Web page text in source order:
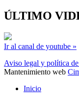
ÚLTIMO
Ir al canal de youtube »
Aviso legal y política
Mantenimiento web
Inicio